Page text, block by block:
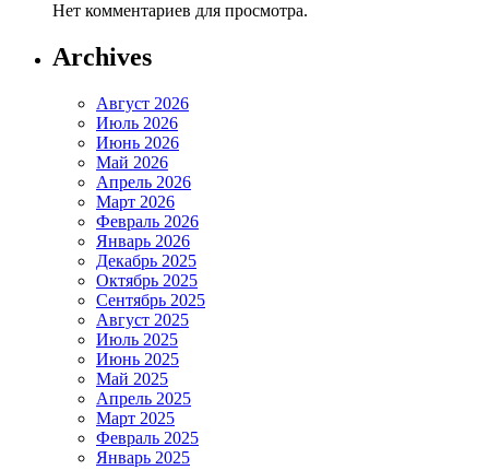
Нет комментариев для просмотра.
Archives
Август 2026
Июль 2026
Июнь 2026
Май 2026
Апрель 2026
Март 2026
Февраль 2026
Январь 2026
Декабрь 2025
Октябрь 2025
Сентябрь 2025
Август 2025
Июль 2025
Июнь 2025
Май 2025
Апрель 2025
Март 2025
Февраль 2025
Январь 2025